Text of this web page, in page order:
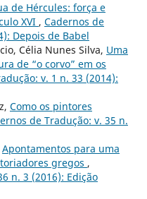
de Hércules: força e
XVI , Cadernos de
Depois de Babel
Célia Nunes Silva, Uma
de “o corvo” em os
v. 1 n. 33 (2014):
Como os pintores
de Tradução: v. 35 n.
Apontamentos para uma
gregos ,
n. 3 (2016): Edição